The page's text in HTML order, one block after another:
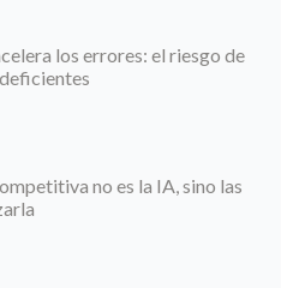
los errores: el riesgo de
no es la IA, sino las